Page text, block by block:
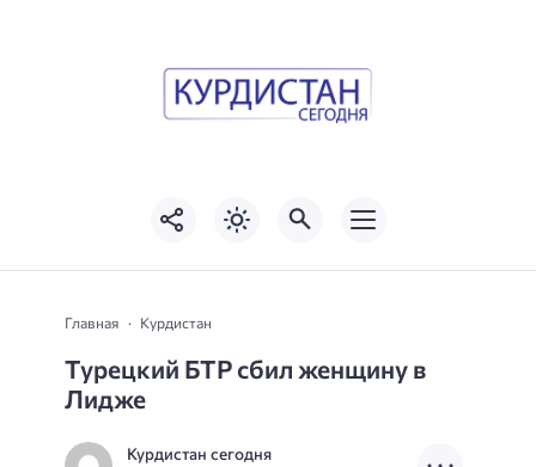
Главная Курдистан
Турецкий БТР сбил женщину в
Лидже
Курдистан сегодня